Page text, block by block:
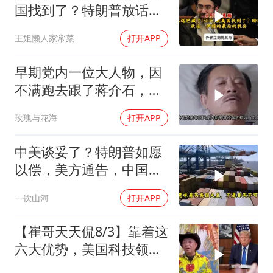
国找到了？特朗普放话：
王姐懒人家常菜 打开APP
早期党内一位大人物，因
不满跑去跟了蒋介石，不
玫瑰与花海 打开APP
中美谈妥了？特朗普如愿
以偿，美方通告，中国增
一饮山河 打开APP
【崔哥天天侃8/3】靠着这
六大优势，美国科技领军